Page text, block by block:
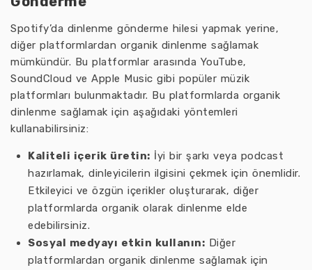
Spotify’da dinlenme gönderme hilesi yapmak yerine,
diğer platformlardan organik dinlenme sağlamak
mümkündür. Bu platformlar arasında YouTube,
SoundCloud ve Apple Music gibi popüler müzik
platformları bulunmaktadır. Bu platformlarda organik
dinlenme sağlamak için aşağıdaki yöntemleri
kullanabilirsiniz:
Kaliteli içerik üretin: İyi bir şarkı veya podcast
hazırlamak, dinleyicilerin ilgisini çekmek için önemlidir.
Etkileyici ve özgün içerikler oluşturarak, diğer
platformlarda organik olarak dinlenme elde
edebilirsiniz.
Sosyal medyayı etkin kullanın: Diğer
platformlardan organik dinlenme sağlamak için